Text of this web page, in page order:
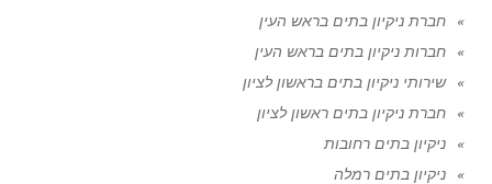
חברת ניקיון בתים בראש העין
חברות ניקיון בתים בראש העין
שירותי ניקיון בתים בראשון לציון
חברת ניקיון בתים ראשון לציון
ניקיון בתים רחובות
ניקיון בתים רמלה